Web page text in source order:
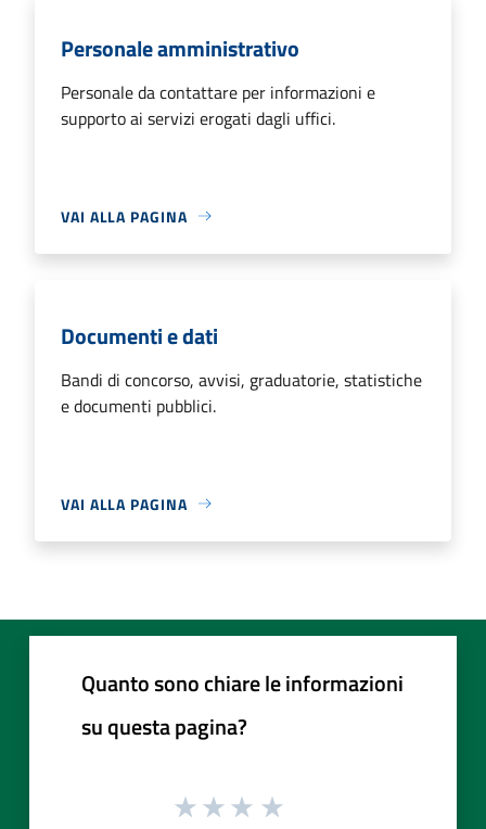
Personale amministrativo
Personale da contattare per informazioni e
supporto ai servizi erogati dagli uffici.
VAI ALLA PAGINA
Documenti e dati
Bandi di concorso, avvisi, graduatorie, statistiche
e documenti pubblici.
VAI ALLA PAGINA
Quanto sono chiare le informazioni
su questa pagina?